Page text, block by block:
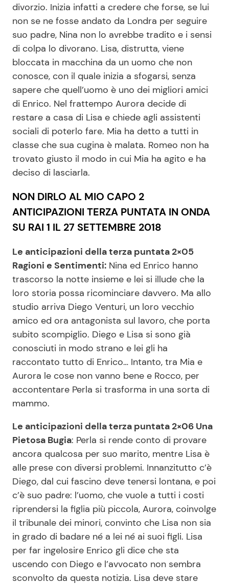
Chi siamo
Disclaimer e Privacy
Redazione
Contattaci
Pubblicità
Privacy Policy
divorzio. Inizia infatti a credere che forse, se lui
non se ne fosse andato da Londra per seguire
suo padre, Nina non lo avrebbe tradito e i sensi
di colpa lo divorano. Lisa, distrutta, viene
bloccata in macchina da un uomo che non
conosce, con il quale inizia a sfogarsi, senza
sapere che quell’uomo è uno dei migliori amici
di Enrico. Nel frattempo Aurora decide di
restare a casa di Lisa e chiede agli assistenti
sociali di poterlo fare. Mia ha detto a tutti in
classe che sua cugina è malata. Romeo non ha
trovato giusto il modo in cui Mia ha agito e ha
deciso di lasciarla.
NON DIRLO AL MIO CAPO 2
ANTICIPAZIONI TERZA PUNTATA IN ONDA
SU RAI 1 IL 27 SETTEMBRE 2018
Le anticipazioni della terza puntata 2×05
Ragioni e Sentimenti: Nina ed Enrico hanno
trascorso la notte insieme e lei si illude che la
loro storia possa ricominciare davvero. Ma allo
studio arriva Diego Venturi, un loro vecchio
amico ed ora antagonista sul lavoro, che porta
subito scompiglio. Diego e Lisa si sono già
conosciuti in modo strano e lei gli ha
raccontato tutto di Enrico… Intanto, tra Mia e
Aurora le cose non vanno bene e Rocco, per
accontentare Perla si trasforma in una sorta di
mammo.
Le anticipazioni della terza puntata 2×06 Una
Pietosa Bugia: Perla si rende conto di provare
ancora qualcosa per suo marito, mentre Lisa è
alle prese con diversi problemi. Innanzitutto c’è
Diego, dal cui fascino deve tenersi lontana, e poi
c’è suo padre: l’uomo, che vuole a tutti i costi
riprendersi la figlia più piccola, Aurora, coinvolge
il tribunale dei minori, convinto che Lisa non sia
in grado di badare né a lei né ai suoi figli. Lisa
per far ingelosire Enrico gli dice che sta
uscendo con Diego e l’avvocato non sembra
sconvolto da questa notizia. Lisa deve stare